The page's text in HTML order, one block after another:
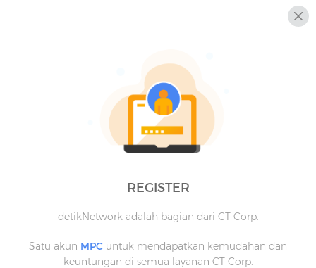
REGISTER
detikNetwork adalah bagian dari CT Corp.
Satu akun MPC untuk mendapatkan kemudahan dan
keuntungan di semua layanan CT Corp.